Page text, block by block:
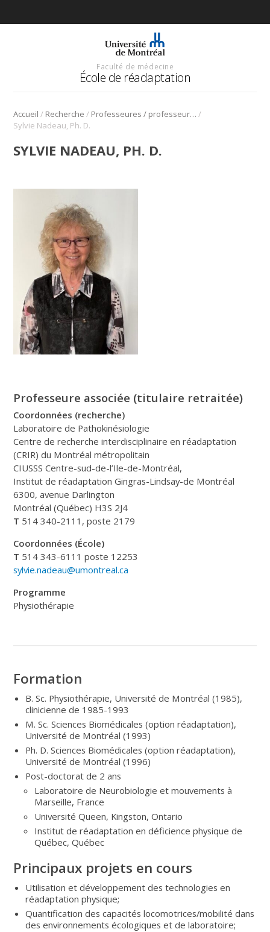
Faculté de médecine
École de réadaptation
Accueil / Recherche / Professeures / professeurs – chercheures / chercheurs /
Sylvie Nadeau, Ph. D.
SYLVIE NADEAU, PH. D.
Professeure associée (titulaire retraitée)
Coordonnées (recherche)
Laboratoire de Pathokinésiologie
Centre de recherche interdisciplinaire en réadaptation
(CRIR) du Montréal métropolitain
CIUSSS Centre-sud-de-l’Ile-de-Montréal,
Institut de réadaptation Gingras-Lindsay-de Montréal
6300, avenue Darlington
Montréal (Québec) H3S 2J4
T 514 340-2111, poste 2179
Coordonnées (École)
T 514 343-6111 poste 12253
sylvie.nadeau@umontreal.ca
Programme
Physiothérapie
Formation
B. Sc. Physiothérapie, Université de Montréal (1985),
clinicienne de 1985-1993
M. Sc. Sciences Biomédicales (option réadaptation),
Université de Montréal (1993)
Ph. D. Sciences Biomédicales (option réadaptation),
Université de Montréal (1996)
Post-doctorat de 2 ans
Laboratoire de Neurobiologie et mouvements à
Marseille, France
Université Queen, Kingston, Ontario
Institut de réadaptation en déficience physique de
Québec, Québec
Principaux projets en cours
Utilisation et développement des technologies en
réadaptation physique;
Quantification des capacités locomotrices/mobilité dans
des environnements écologiques et de laboratoire;